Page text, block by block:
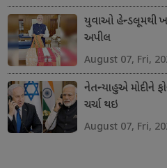
યુવાઓ હેન્ડલૂમથી
અપીલ
August 07, Fri,
નેતન્યાહુએ મોદીને
ચર્ચા થઇ
August 07, Fri,